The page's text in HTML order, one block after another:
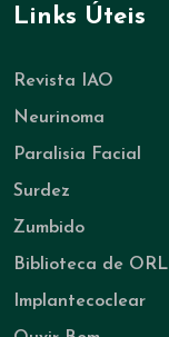
Links Úteis
Revista IAO
Neurinoma
Paralisia Facial
Surdez
Zumbido
Biblioteca de ORL
Implantecoclear